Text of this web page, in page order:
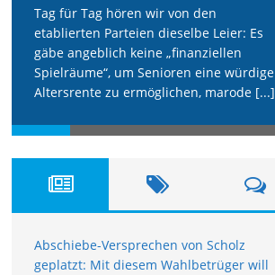
Tag für Tag hören wir von den
etablierten Parteien dieselbe Leier: Es
gäbe angeblich keine „finanziellen
Spielräume“, um Senioren eine würdige
Altersrente zu ermöglichen, marode [...]
Abschiebe-Versprechen von Scholz
geplatzt: Mit diesem Wahlbetrüger will